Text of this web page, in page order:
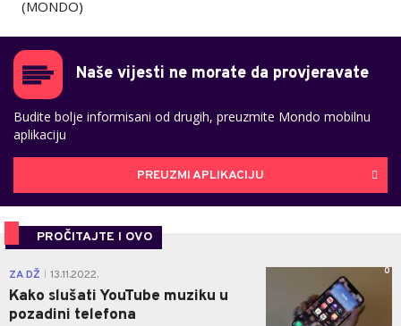
(MONDO)
Naše vijesti ne morate da provjeravate
Budite bolje informisani od drugih, preuzmite Mondo mobilnu
aplikaciju
PREUZMI APLIKACIJU
PROČITAJTE I OVO
ZA DŽ 13.11.2022.
Kako slušati YouTube muziku u
pozadini telefona
0